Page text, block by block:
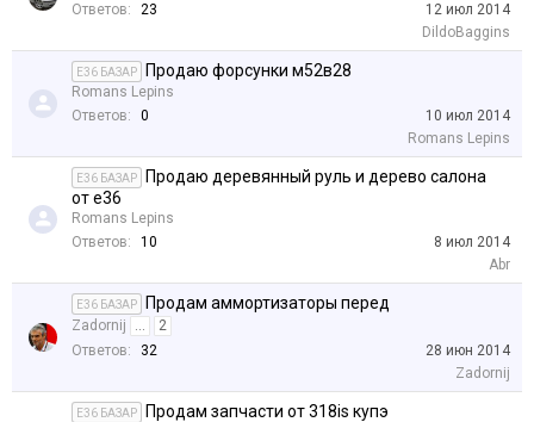
Ответов:
23
12 июл 2014
DildoBaggins
E36 БАЗАР Продаю форсунки м52в28
Romans Lepins
Ответов:
0
10 июл 2014
Romans Lepins
E36 БАЗАР
Продаю деревянный руль и дерево салона
от е36
Romans Lepins
Ответов:
10
8 июл 2014
Abr
E36 БАЗАР Продам аммортизаторы перед
Zadornij ...
2
Ответов:
32
28 июн 2014
Zadornij
E36 БАЗАР Продам запчасти от 318is купэ